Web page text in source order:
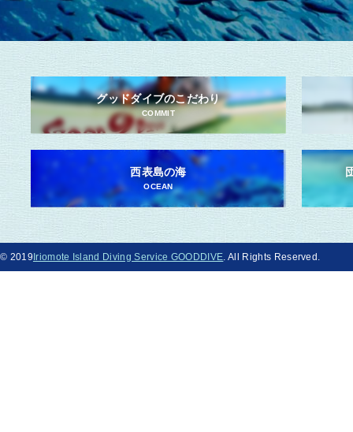
グッドダイブのこだわり
COMMIT
西表島の海
OCEAN
© 2019Iriomote Island Diving Service GOODDIVE . All Rights Reserved.